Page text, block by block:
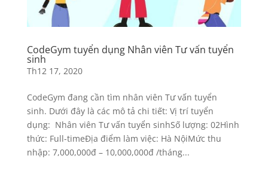
CodeGym tuyển dụng Nhân viên Tư vấn tuyển
sinh
Th12 17, 2020
CodeGym đang cần tìm nhân viên Tư vấn tuyển
sinh. Dưới đây là các mô tả chi tiết: Vị trí tuyển
dụng: Nhân viên Tư vấn tuyển sinhSố lượng: 02Hình
thức: Full-timeĐịa điểm làm việc: Hà NộiMức thu
nhập: 7,000,000đ – 10,000,000đ /tháng...